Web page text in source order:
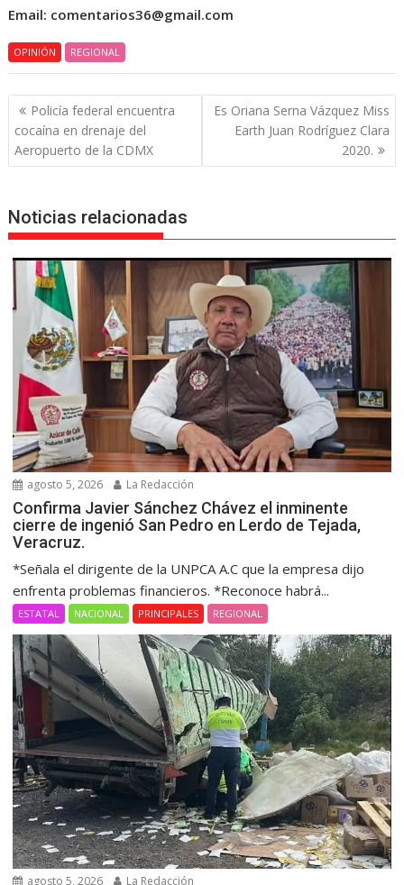
Email: comentarios36@gmail.com
OPINIÓN REGIONAL
Navegación
de
entradas
Policía federal encuentra
cocaína en drenaje del
Aeropuerto de la CDMX
Es Oriana Serna Vázquez Miss
Earth Juan Rodríguez Clara
2020.
Noticias relacionadas
agosto 5, 2026 La Redacción
Confirma Javier Sánchez Chávez el inminente
cierre de ingenió San Pedro en Lerdo de Tejada,
Veracruz.
*Señala el dirigente de la UNPCA A.C que la empresa dijo
enfrenta problemas financieros. *Reconoce habrá...
ESTATAL NACIONAL PRINCIPALES REGIONAL
agosto 5, 2026 La Redacción